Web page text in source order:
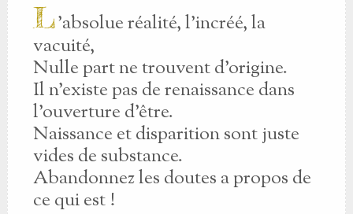
L’absolue réalité, l’incréé, la
vacuité,
Nulle part ne trouvent d’origine.
Il n’existe pas de renaissance dans
l’ouverture d’être.
Naissance et disparition sont juste
vides de substance.
Abandonnez les doutes a propos de
ce qui est !